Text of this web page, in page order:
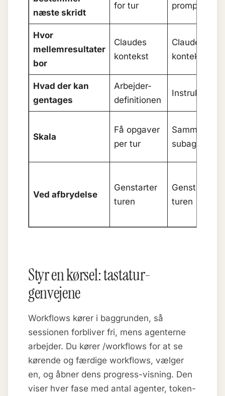
næste skridt
for tur prompten
Hvor
mellemresultater
bor
Claudes
kontekst
Claudes
kontekst
Hvad der kan
gentages
Arbejder-
definitionen
Skala
Få opgaver
per tur
Samme som
subagenter
Ved afbrydelse
Genstarter
turen
Genstarter
turen
Styr en kørsel: tastatur-
genvejene
Workflows kører i baggrunden, så
sessionen forbliver fri, mens agenterne
arbejder. Du kører /workflows for at se
kørende og færdige workflows, vælger
en, og åbner dens progress-visning. Den
viser hver fase med antal agenter, token-